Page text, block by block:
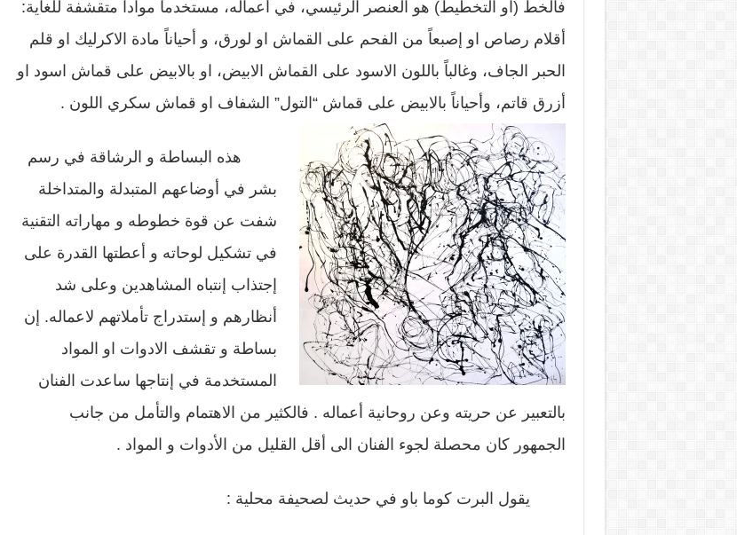
فالخط (او التخطيط) هو العنصر الرئيسي، في أعماله، مستخدماً مواداً متقشفة للغاية:
أقلام رصاص او إصبعاً من الفحم على القماش او لورق، و أحياناً مادة الاكرليك او قلم
الحبر الجاف، وغالباً باللون الاسود على القماش الابيض، او بالابيض على قماش اسود او
أزرق قاتم، وأحياناً بالابيض على قماش “التول” الشفاف او قماش سكري اللون .
هذه البساطة و الرشاقة في رسم
بشر في أوضاعهم المتبدلة والمتداخلة
شفت عن قوة خطوطه و مهاراته التقنية
في تشكيل لوحاته و أعطتها القدرة على
إجتذاب إنتباه المشاهدين وعلى شد
أنظارهم و إستدراج تأملاتهم لاعماله. إن
بساطة و تقشف الادوات او المواد
المستخدمة في إنتاجها ساعدت الفنان
بالتعبير عن حريته وعن روحانية أعماله . فالكثير من الاهتمام والتأمل من جانب
الجمهور كان محصلة لجوء الفنان الى أقل القليل من الأدوات و المواد .
يقول البرت كوما باو في حديث لصحيفة محلية :